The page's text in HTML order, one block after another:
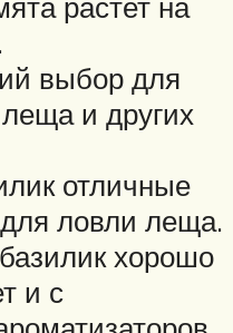
выбор для
и других
отличные
ловли леща.
хорошо
и с